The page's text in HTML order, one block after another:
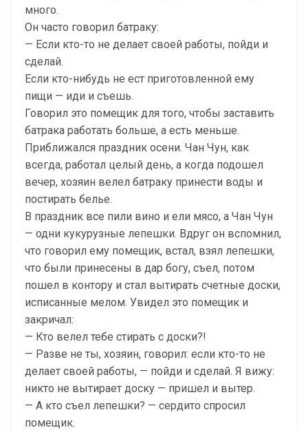
много.
Он часто говорил батраку:
— Если кто-то не делает своей работы, пойди и
сделай.
Если кто-нибудь не ест приготовленной ему
пищи — иди и съешь.
Говорил это помещик для того, чтобы заставить
батрака работать больше, а есть меньше.
Приближался праздник осени. Чан Чун, как
всегда, работал целый день, а когда подошел
вечер, хозяин велел батраку принести воды и
постирать белье.
В праздник все пили вино и ели мясо, а Чан Чун
— одни кукурузные лепешки. Вдруг он вспомнил,
что говорил ему помещик, встал, взял лепешки,
что были принесены в дар богу, съел, потом
пошел в контору и стал вытирать счетные доски,
исписанные мелом. Увидел это помещик и
закричал:
— Кто велел тебе стирать с доски?!
— Разве не ты, хозяин, говорил: если кто-то не
делает своей работы, — пойди и сделай. Я вижу:
никто не вытирает доску — пришел и вытер.
— А кто съел лепешки? — сердито спросил
помещик.